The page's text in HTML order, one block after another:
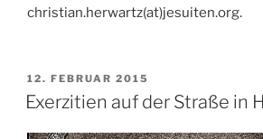
christian.herwartz(at)jesuiten.org.
VERÖFFENTLICHT
AM
12. FEBRUAR 2015
Exerzitien auf der Straße in